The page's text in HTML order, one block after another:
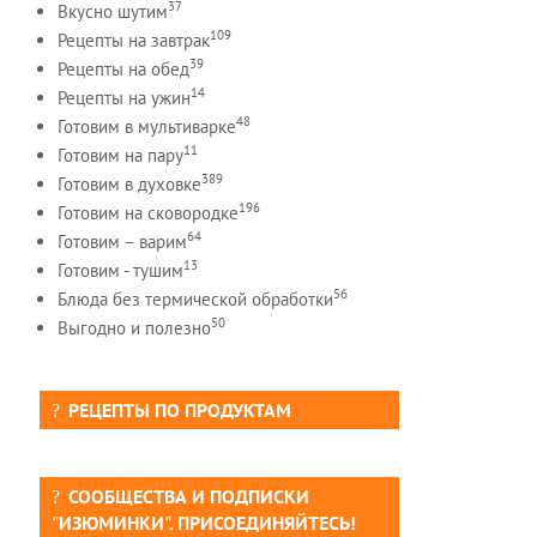
Вкусно шутим37
Рецепты на завтрак109
Рецепты на обед39
Рецепты на ужин14
Готовим в мультиварке48
Готовим на пару11
Готовим в духовке389
Готовим на сковородке196
Готовим – варим64
Готовим - тушим13
Блюда без термической обработки56
Выгодно и полезно50
РЕЦЕПТЫ ПО ПРОДУКТАМ
СООБЩЕСТВА И ПОДПИСКИ
"ИЗЮМИНКИ". ПРИСОЕДИНЯЙТЕСЬ!